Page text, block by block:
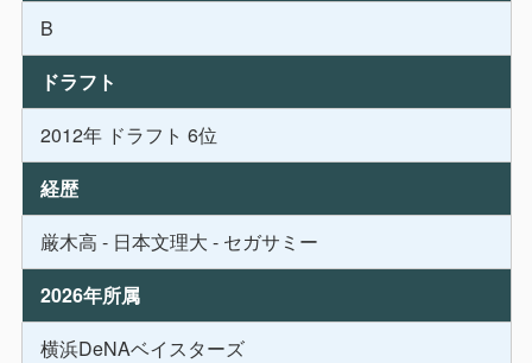
B
ドラフト
2012年 ドラフト 6位
経歴
厳木高 - 日本文理大 - セガサミー
2026年所属
横浜DeNAベイスターズ